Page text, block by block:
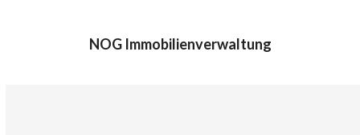
NOG Immobilienverwaltung